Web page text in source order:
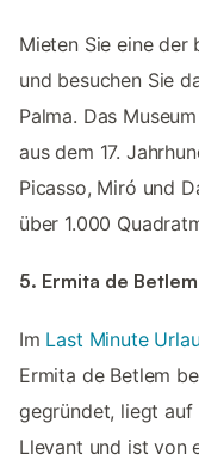
Mieten Sie eine der
und besuchen Sie
Palma. Das
aus dem 17.
Picasso, Miró und
über 1.000
5. Ermita de Betlem
Im Last Minute
Ermita de Betlem
gegründet, liegt auf
Llevant und ist von